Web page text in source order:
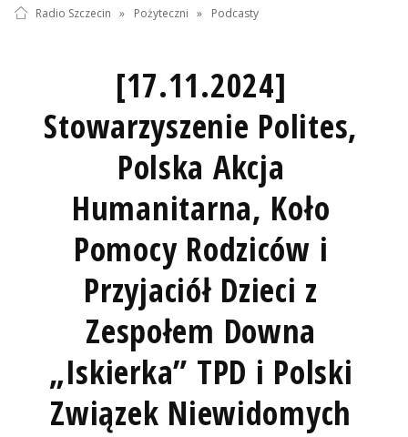
Radio Szczecin » Pożyteczni » Podcasty
[17.11.2024]
Stowarzyszenie Polites,
Polska Akcja
Humanitarna, Koło
Pomocy Rodziców i
Przyjaciół Dzieci z
Zespołem Downa
„Iskierka” TPD i Polski
Związek Niewidomych